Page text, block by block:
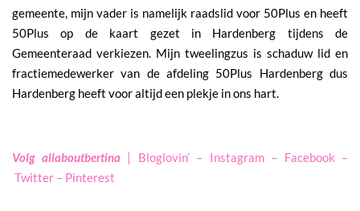
gemeente, mijn vader is namelijk raadslid voor 50Plus en heeft
50Plus op de kaart gezet in Hardenberg tijdens de
Gemeenteraad verkiezen. Mijn tweelingzus is schaduw lid en
fractiemedewerker van de afdeling 50Plus Hardenberg dus
Hardenberg heeft voor altijd een plekje in ons hart.
Volg allaboutbertina| Bloglovin’ – Instagram– Facebook –
Twitter – Pinterest